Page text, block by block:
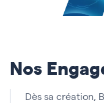
valeur d’usage
Nos
Dès sa création,